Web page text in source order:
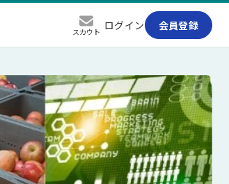
スカウト ログイン 会員登録